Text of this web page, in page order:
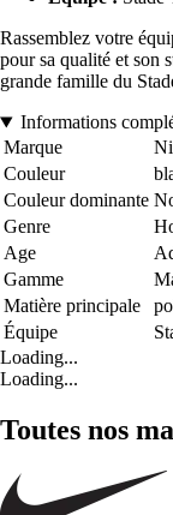
Rassemblez votre
pour sa qualité et son
grande famille du
Informations
Marque
Couleur
Couleur dominante
Genre
Age
Gamme
Matière principale
Équipe
Loading...
Loading...
Toutes nos